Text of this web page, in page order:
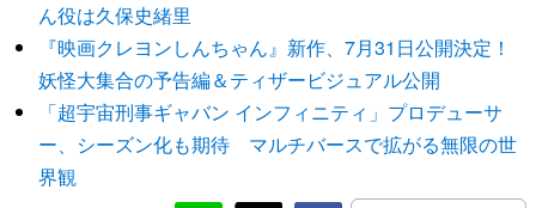
ん役は久保史緒里
『映画クレヨンしんちゃん』新作、7月31日公開決定！
妖怪大集合の予告編＆ティザービジュアル公開
「超宇宙刑事ギャバン インフィニティ」プロデューサ
ー、シーズン化も期待 マルチバースで拡がる無限の世
界観